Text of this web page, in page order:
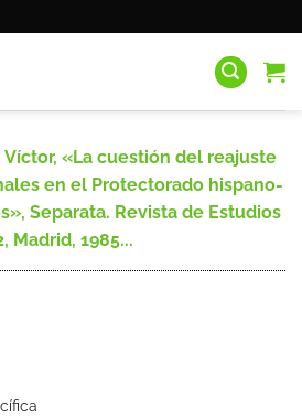
Víctor, «La cuestión del reajuste
en el Protectorado hispano-
Separata. Revista de Estudios
Madrid, 1985...